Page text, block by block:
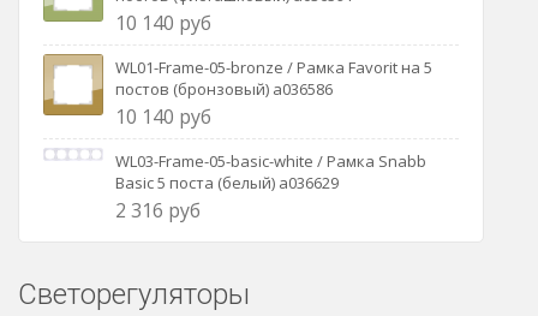
10 140 руб
WL01-Frame-05-bronze / Рамка Favorit на 5
постов (бронзовый) a036586
10 140 руб
WL03-Frame-05-basic-white / Рамка Snabb
Basic 5 поста (белый) a036629
2 316 руб
Светорегуляторы